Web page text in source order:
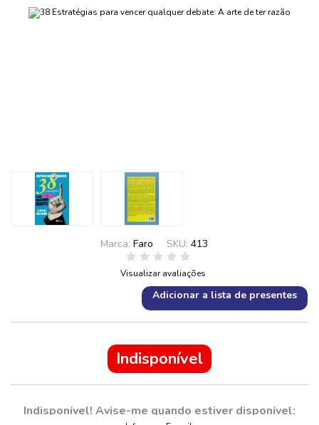
Marca: Faro SKU: 413
Visualizar avaliações
Adicionar a lista de presentes
Indisponível
Indisponível! Avise-me quando estiver disponível: